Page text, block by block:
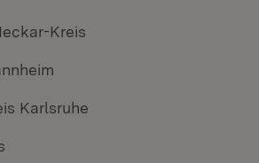
Kreis
Karlsruhe